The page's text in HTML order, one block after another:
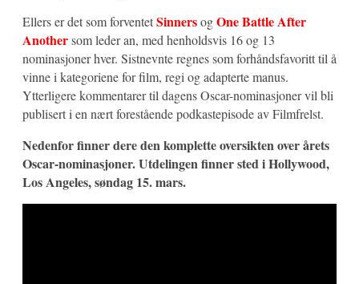
Ellers er det som forventetSinnersogOne Battle After
Anothersom leder an, med henholdsvis 16 og 13
nominasjoner hver. Sistnevnte regnes som forhåndsfavoritt til å
vinne i kategoriene for film, regi og adapterte manus.
Ytterligere kommentarer til dagens Oscar-nominasjoner vil bli
publisert i en nært forestående podkastepisode av Filmfrelst.
Nedenfor finner dere den komplette oversikten over årets
Oscar-nominasjoner. Utdelingen finner sted i Hollywood,
Los Angeles, søndag 15. mars.